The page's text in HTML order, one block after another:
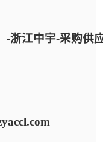
-浙江中宇-采购供